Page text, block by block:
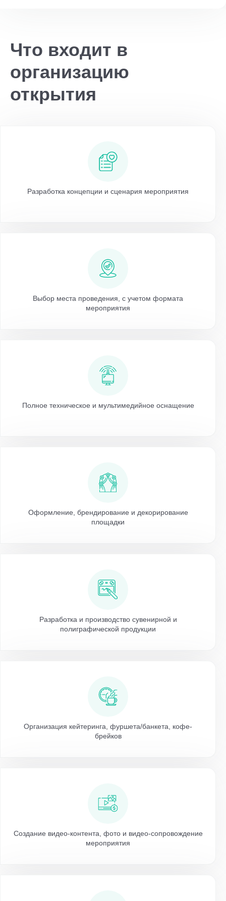
Что входит в
организацию
открытия
Разработка концепции и сценария мероприятия
Выбор места проведения, с учетом формата
мероприятия
Полное техническое и мультимедийное оснащение
Оформление, брендирование и декорирование
площадки
Разработка и производство сувенирной и
полиграфической продукции
Организация кейтеринга, фуршета/банкета, кофе-
брейков
Создание видео-контента, фото и видео-сопровождение
мероприятия